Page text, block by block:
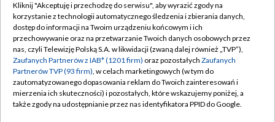
TVP
Abonament TVP
Sklep TVP
Biuro Reklamy
Oferta Handlowa
Regulamin TVP
Polityka prywatności
Moje zgody
Biuro reklamy
Kliknij "Akceptuję i przechodzę do serwisu", aby wyrazić zgody na
korzystanie z technologii automatycznego śledzenia i zbierania danych,
dostęp do informacji na Twoim urządzeniu końcowym i ich
przechowywanie oraz na przetwarzanie Twoich danych osobowych przez
nas, czyli Telewizję Polską S.A. w likwidacji (zwaną dalej również „TVP”),
Zaufanych Partnerów z IAB* (1201 firm) oraz pozostałych Zaufanych
Partnerów TVP (93 firm), w celach marketingowych (w tym do
zautomatyzowanego dopasowania reklam do Twoich zainteresowań i
mierzenia ich skuteczności) i pozostałych, które wskazujemy poniżej, a
także zgody na udostępnianie przez nas identyfikatora PPID do Google.